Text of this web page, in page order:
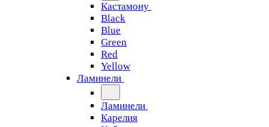
Кастамону
Black
Blue
Green
Red
Yellow
Ламинели
Ламинели
Карелия